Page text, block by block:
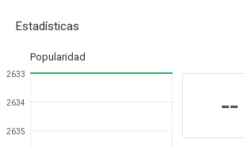
Estadísticas
Popularidad
2633
2634
2635
--